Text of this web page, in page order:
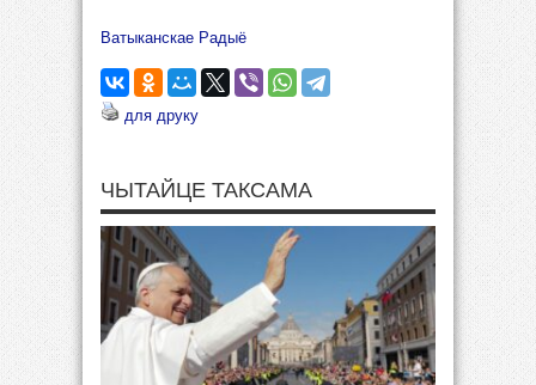
Ватыканскае Радыё
для друку
ЧЫТАЙЦЕ ТАКСАМА